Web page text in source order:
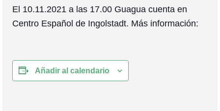
El 10.11.2021 a las 17.00 Guagua cuenta en
Centro Español de Ingolstadt. Más información:
Añadir al calendario